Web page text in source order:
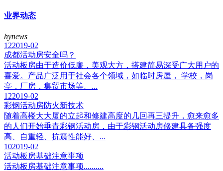
业界动态
hynews
122019-02
成都活动房安全吗？
活动板房由于造价低廉，美观大方，搭建简易深受广大用户的
喜爱。产品广泛用于社会各个领域，如临时房屋， 学校，岗
亭，厂房，集贸市场等。...
122019-02
彩钢活动房防火新技术
随着高楼大大厦的立起和修建高度的几回再三提升，愈来愈多
的人们开始垂青彩钢活动房，由于彩钢活动房修建具备强度
高、自重轻、抗震性能好、...
102019-02
活动板房基础注意事项
活动板房基础注意事项..........